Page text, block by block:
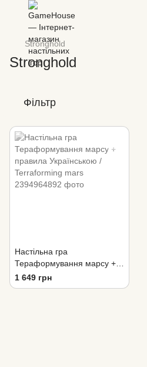
Stronghold
Stronghold
Фільтр
Настільна гра
Тераформування марсу +
правила Українською /
Terraforming mars
1 649 грн